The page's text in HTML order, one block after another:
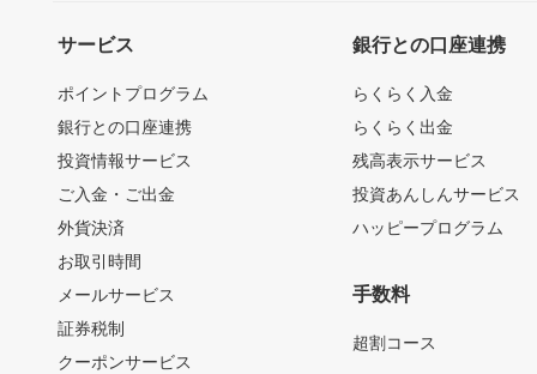
サービス
ポイントプログラム
銀行との口座連携
投資情報サービス
ご入金・ご出金
外貨決済
お取引時間
メールサービス
証券税制
クーポンサービス
銀行との口座連携
らくらく入金
らくらく出金
残高表示サービス
投資あんしんサービス
ハッピープログラム
手数料
超割コース